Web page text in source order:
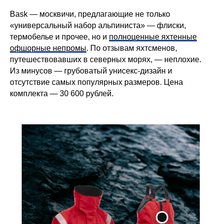
Bask — москвичи, предлагающие не только
«универсальный набор альпиниста» — флиски,
термобелье и прочее, но и полноценные яхтенные
офшорные непромы. По отзывам яхтсменов,
путешествовавших в северных морях, — неплохие.
Из минусов — грубоватый унисекс-дизайн и
отсутствие самых популярных размеров. Цена
комплекта — 30 600 рублей.